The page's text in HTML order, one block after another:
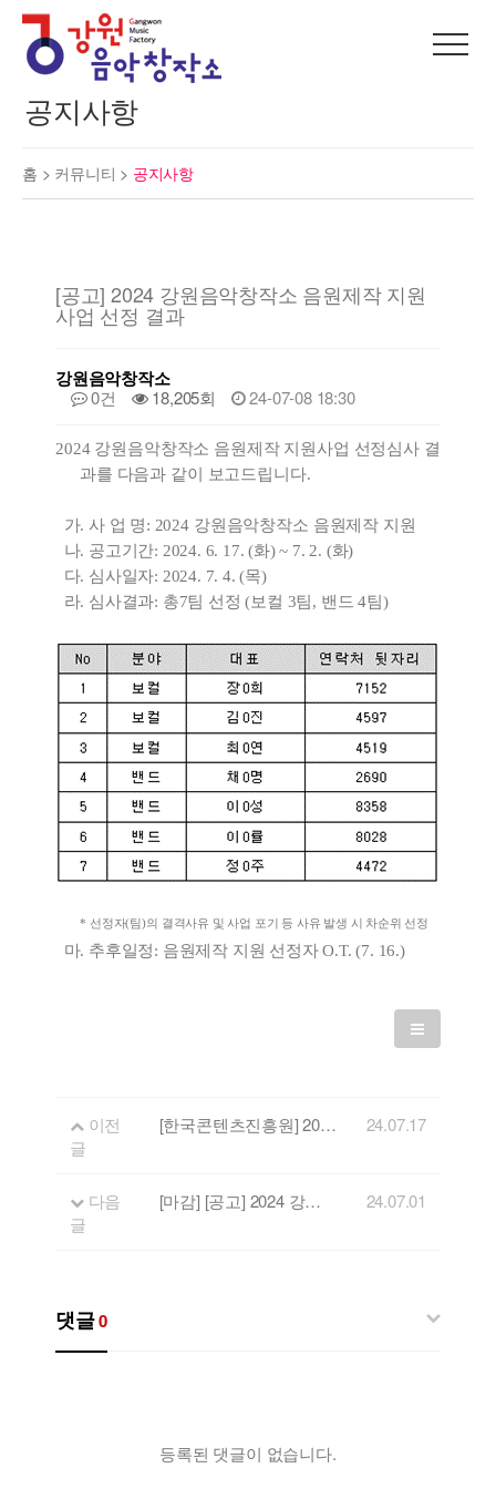
공지사항
홈 > 커뮤니티 > 공지사항
[공고] 2024 강원음악창작소 음원제작 지원
사업 선정 결과
강원음악창작소
0건 18,205회 24-07-08 18:30
2024 강원음악창작소 음원제작 지원사업 선정심사 결
과를 다음과 같이 보고드립니다.
가. 사 업 명: 2024 강원음악창작소 음원제작 지원
나. 공고기간: 2024. 6. 17. (화) ~ 7. 2. (화)
다. 심사일자: 2024. 7. 4. (목)
라. 심사결과: 총7팀 선정 (보컬 3팀, 밴드 4팀)
*선정자(팀)의 결격사유 및 사업 포기 등 사유 발생 시 차순위 선정
마. 추후일정: 음원제작 지원 선정자 O.T. (7. 16.)
이전
글
[한국콘텐츠진흥원] 2024 CKL스테이지 대관 안내 - 음창소 지원 이력 뮤지션 대상 24.07.17
다음
글
[마감] [공고] 2024 강원음악창작소 음원녹음 지원사업 공고 (강원도 신분증, 재학증명서, 재직증명서) 24.07.01
댓글0
등록된 댓글이 없습니다.